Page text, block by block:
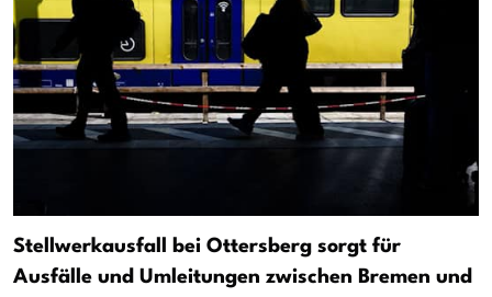
Stellwerkausfall bei Ottersberg sorgt für
Ausfälle und Umleitungen zwischen Bremen und